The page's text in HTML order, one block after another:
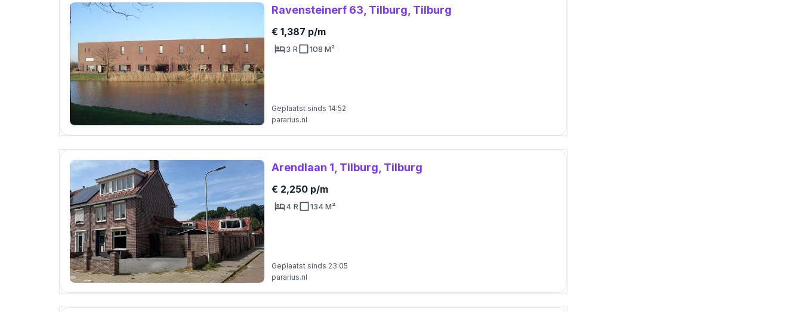
Ravensteinerf 63, Tilburg, Tilburg
€ 1,387 p/m
3 R 108 M²
Geplaatst sinds 14:52
pararius.nl
Arendlaan 1, Tilburg, Tilburg
€ 2,250 p/m
4 R 134 M²
Geplaatst sinds 23:05
pararius.nl